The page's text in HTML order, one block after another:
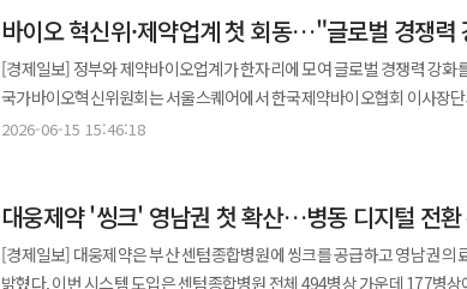
네이버웹툰은 웹소설과 웹툰을 중심으로 한 창작 생태계를 확대하고, 유
경쟁력을 강화해 나간다는 방침이다. 손제호 문피아 대표는 "올해 공모전은 1만편이 넘는 작품이 접수되며 웹소설
창작을 향한 관심과 열기를 다시 한번 확인한 자리였다"며 "특히 신인 작
무협특별상을 계기로 무협 장르 응모작도 크게 늘어난 만큼, 다양한 장르
네이버웹툰 웹툰화 기회, OSMU 검토 등을 통해 더 많은 독자를 만나고 작
지원하겠다"고 말했다.
인프라와 서비스, 자본과 시장이 결합된 생태계 경쟁으로 바뀌고 있다는 의미다. ◆ SK텔레콤에서 그룹 AI위원
올해부터 K-AI 얼라이언스의 운영 주체는 SK텔레콤에서 SK수펙스추구
SK텔레콤 중심의 AI 협력체에서 SK하이닉스, SK AX 등 그룹 주요 계열
것이다. 이번 행사에서 공개된 중장기 전략 ‘K-AI 얼라이언스 2.0’도 같은 방향을 담고 있다. 기존 네트워킹 중심 협력에서
벗어나 SK 멤버사와의 공동 기술 개발, 사업 검증(PoC), 신규 서비스 발굴
AMD 등 글로벌 기업의 AI 반도체를 활용해 시장 흐름에 뒤처지지 않으면
키우고, 데이터센터와 모델·서비스 역량을 국내에 축적해야 한다는 취지
경쟁력보다 생태계 전체의 연결이 중요하다는 판단이다. SK는 향후 K-AI 얼라이언스를 100개사 규모로 확대하는
연구개발(R&D) 성과와 파이프라인을 공개하고 투자 유치와 기술 수출·도
집중적으로 진행한다. 동아쏘시오그룹은 이번 행사에서 동아에스티, 에스티팜, 비티젠이 공동 부스를 운영하며 그룹
차원의 통합 경쟁력을 부각할 계획이다. 신약 개발, RNA 치료제 CDMO,
전주기 역량을 강조해 글로벌 제약사 및 바이오텍과의 협력 기회를 확대하겠다는 전략
동아에스티 R&D 총괄 부사장, 성무제 에스티팜 사장, 이현민 비티젠 사장
동아에스티는 항암, 면역·염증성 질환, 신경퇴행성 질환을 중심으로 한
집중 소개한다. 이를 바탕으로 글로벌 기술수출과 공동개발 파트너 발굴
연구개발 성과를 앞세워 다국적 제약사와 전략적 협력 기회를 모색하고
바이오 혁신위·제약업계 첫 회동…"글로벌 경쟁력
[경제일보] 정부와 제약바이오업계가 한자리에 모여 글로벌 경쟁력 강화를
국가바이오혁신위원회는 서울스퀘어에서 한국제약바이오협회 이사장
생태계 조성과 산업 경쟁력 제고 방안을 논의했다. 이번 간담회는 혁신위
촉진과 신약개발 생태계 구축, 오픈이노베이션 활성화, 투자환경 개선 등 산
글로벌 시장 경쟁이 격화되는 상황에서 생산 및 수출 경쟁력 강화, 필수
인공지능(AI)을 활용한 신약개발 혁신과 데이터 기반 연구환경 조성 등
2026-06-15 15:46:18
대웅제약 '씽크' 영남권 첫 확산…병동 디지털 전
[경제일보] 대웅제약은 부산 센텀종합병원에 씽크를 공급하고 영남권 의
밝혔다. 이번 시스템 도입은 센텀종합병원 전체 494병상 가운데 177병상에 우선 적용됐으며 향후 전 병상으로 확대